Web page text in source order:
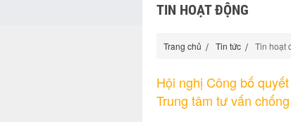
TIN HOẠT ĐỘNG
Trang chủ Tin tức Tin hoạt
Hội nghị Công bố
Trung tâm tư vấn